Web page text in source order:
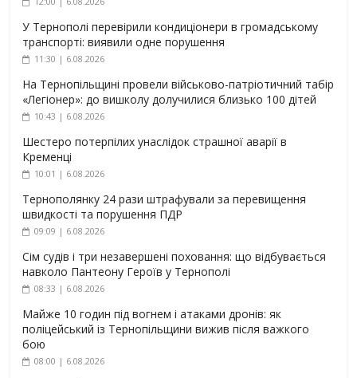
У Тернополі перевірили кондиціонери в громадському
транспорті: виявили одне порушення
11:30 | 6.08.2026
На Тернопільщині провели військово-патріотичний табір
«Легіонер»: до вишколу долучилися близько 100 дітей
10:43 | 6.08.2026
Шестеро потерпілих унаслідок страшної аварії в
Кременці
10:01 | 6.08.2026
Тернополянку 24 рази штрафували за перевищення
швидкості та порушення ПДР
09:09 | 6.08.2026
Сім судів і три незавершені поховання: що відбувається
навколо Пантеону Героїв у Тернополі
08:33 | 6.08.2026
Майже 10 годин під вогнем і атаками дронів: як
поліцейський із Тернопільщини вижив після важкого
бою
08:00 | 6.08.2026